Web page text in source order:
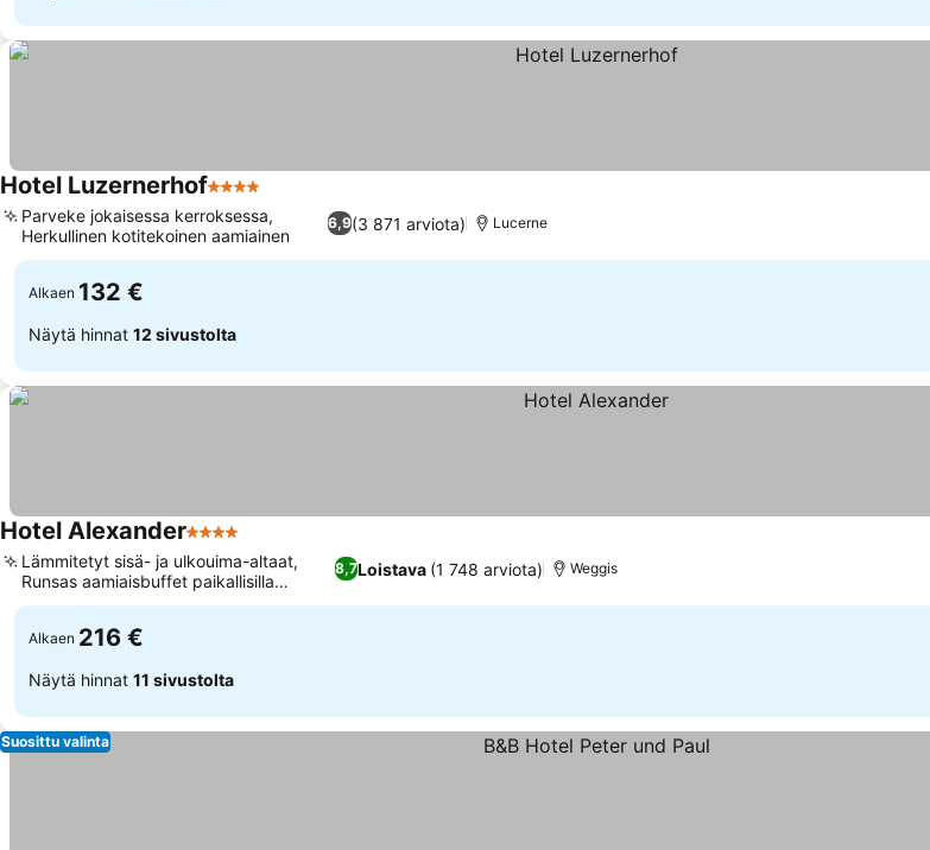
Hotel Luzernerhof4 Tähtiluokitus
6,9(3 871 arviota)
Parveke jokaisessa kerroksessa,
Herkullinen kotitekoinen aamiainen
Lucerne
Alkaen 132 €
Näytä hinnat 12 sivustolta
Hotel Alexander4 Tähtiluokitus
8,7Loistava (1 748 arviota)
Lämmitetyt sisä- ja ulkouima-altaat,
Runsas aamiaisbuffet paikallisilla
tuotteilla
Weggis
Alkaen 216 €
Näytä hinnat 11 sivustolta
Suosittu valinta